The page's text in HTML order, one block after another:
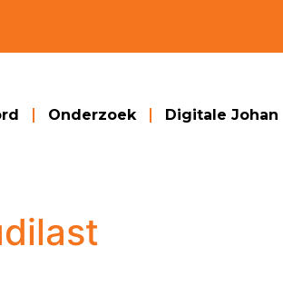
Onderzoek Digitale Johan